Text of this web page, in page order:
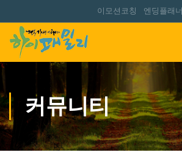
이모션코칭 엔딩플래너
커뮤니티